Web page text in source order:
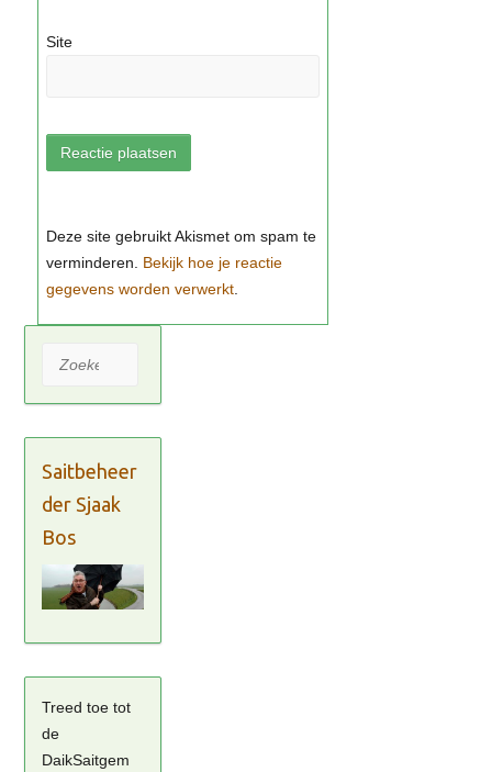
Site
Bekijk hoe je reactie
gegevens worden verwerkt
Zoeken
Saitbeheer
der Sjaak
Bos
Treed toe tot
de
DaikSaitgem